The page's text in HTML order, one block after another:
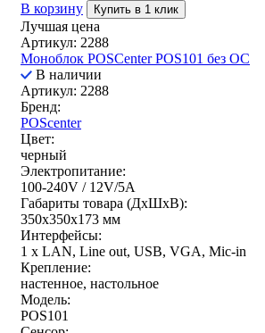
В корзину
Купить в 1 клик
Лучшая цена
Артикул: 2288
Моноблок POSCenter POS101 без ОС
В наличии
Артикул: 2288
Бренд:
POScenter
Цвет:
черный
Электропитание:
100-240V / 12V/5A
Габариты товара (ДxШxВ):
350х350х173 мм
Интерфейсы:
1 x LAN, Line out, USB, VGA, Mic-in
Крепление:
настенное, настольное
Модель:
POS101